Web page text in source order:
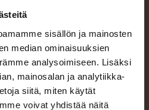
sisällön ja mainosten
median ominaisuuksien
analysoimiseen. Lisäksi
mainosalan ja analytiikka-
siitä, miten käytät
voivat yhdistää näitä